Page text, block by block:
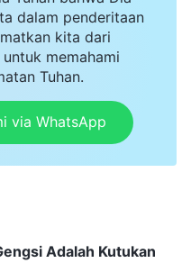
dan diselamatkan
aku tak bisa terima.
tulisan dalam Kitab
(2 Timotius 3:16)
kanon Kristen,
dan bumi akan
tetap ada. Jadi, orang
salah dan tak
dalam penderitaan
kita dari
memahami
Tuhan.
via WhatsApp
Adalah Kutukan